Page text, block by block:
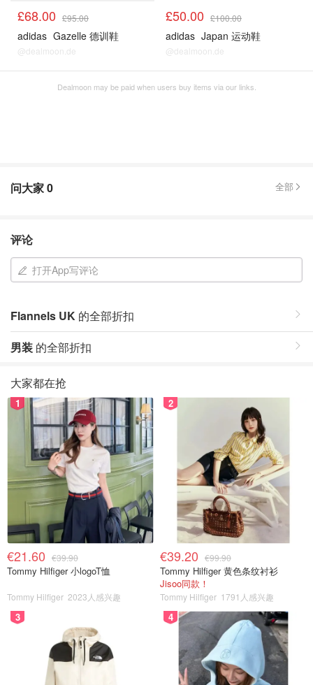
£68.00 £95.00
adidas Gazelle 德训鞋
@dealmoon.de
£50.00 £100.00
adidas Japan 运动鞋
@dealmoon.de
Dealmoon may be paid when users buy items via our links.
问大家0 全部
评论
打开App写评论
Flannels UK 的全部折扣
男装 的全部折扣
大家都在抢
1
€21.60 €39.90
Tommy Hilfiger 小logoT恤
Tommy Hilfiger 2023人感兴趣
2
€39.20 €99.90
Tommy Hilfiger 黄色条纹衬衫
Jisoo同款！
Tommy Hilfiger 1791人感兴趣
3 4